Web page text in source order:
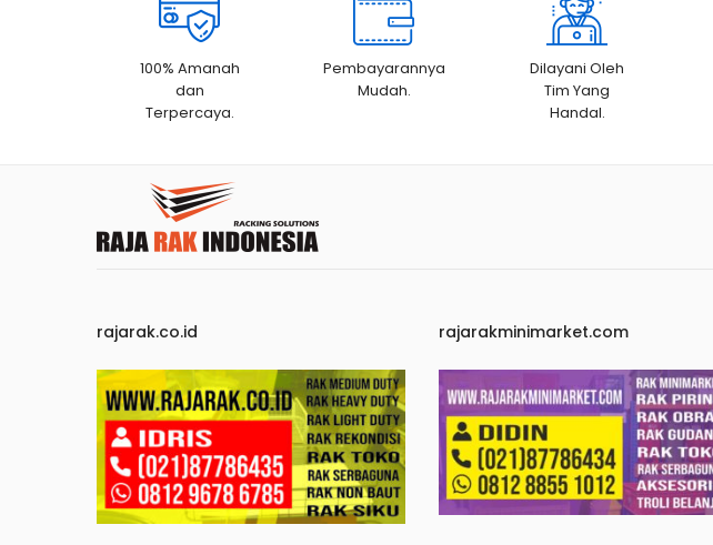
100% Amanah
dan
Terpercaya.
Pembayarannya
Mudah.
Dilayani Oleh
Tim Yang
Handal.
rajarak.co.id rajarakminimarket.com